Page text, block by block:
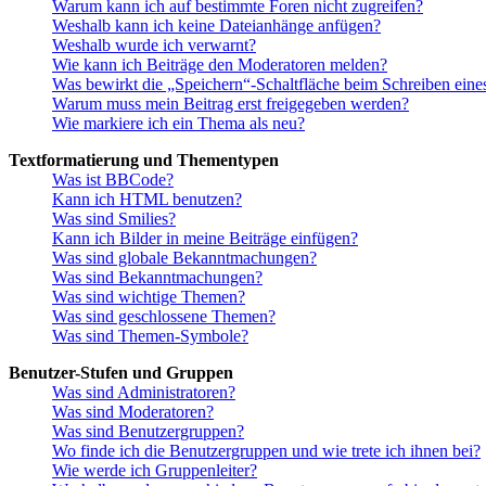
Warum kann ich auf bestimmte Foren nicht zugreifen?
Weshalb kann ich keine Dateianhänge anfügen?
Weshalb wurde ich verwarnt?
Wie kann ich Beiträge den Moderatoren melden?
Was bewirkt die „Speichern“-Schaltfläche beim Schreiben
Warum muss mein Beitrag erst freigegeben werden?
Wie markiere ich ein Thema als neu?
Textformatierung und Thementypen
Was ist BBCode?
Kann ich HTML benutzen?
Was sind Smilies?
Kann ich Bilder in meine Beiträge einfügen?
Was sind globale Bekanntmachungen?
Was sind Bekanntmachungen?
Was sind wichtige Themen?
Was sind geschlossene Themen?
Was sind Themen-Symbole?
Benutzer-Stufen und Gruppen
Was sind Administratoren?
Was sind Moderatoren?
Was sind Benutzergruppen?
Wo finde ich die Benutzergruppen und wie trete ich ihnen bei?
Wie werde ich Gruppenleiter?